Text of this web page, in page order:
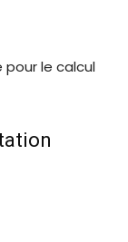
pour le calcul